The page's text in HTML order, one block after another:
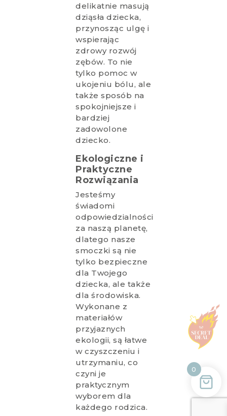
delikatnie masują
dziąsła dziecka,
przynosząc ulgę i
wspierając
zdrowy rozwój
zębów. To nie
tylko pomoc w
ukojeniu bólu, ale
także sposób na
spokojniejsze i
bardziej
zadowolone
dziecko.
Ekologiczne i
Praktyczne
Rozwiązania
Jesteśmy
świadomi
odpowiedzialności
za naszą planetę,
dlatego nasze
smoczki są nie
tylko bezpieczne
dla Twojego
dziecka, ale także
dla środowiska.
Wykonane z
materiałów
przyjaznych
ekologii, są łatwe
w czyszczeniu i
utrzymaniu, co
czyni je
praktycznym
wyborem dla
każdego rodzica.
0